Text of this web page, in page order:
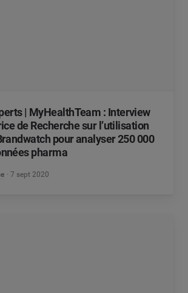
| MyHealthTeam : Interview
de Recherche sur l’utilisation
pour analyser 250 000
pharma
7 sept 2020